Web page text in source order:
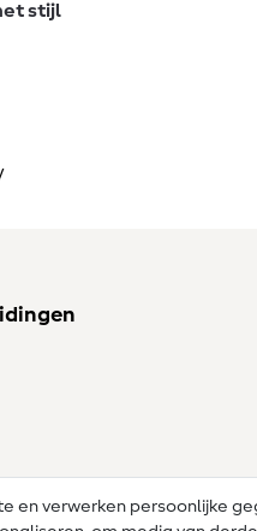
stijl
en verwerken persoonlijke